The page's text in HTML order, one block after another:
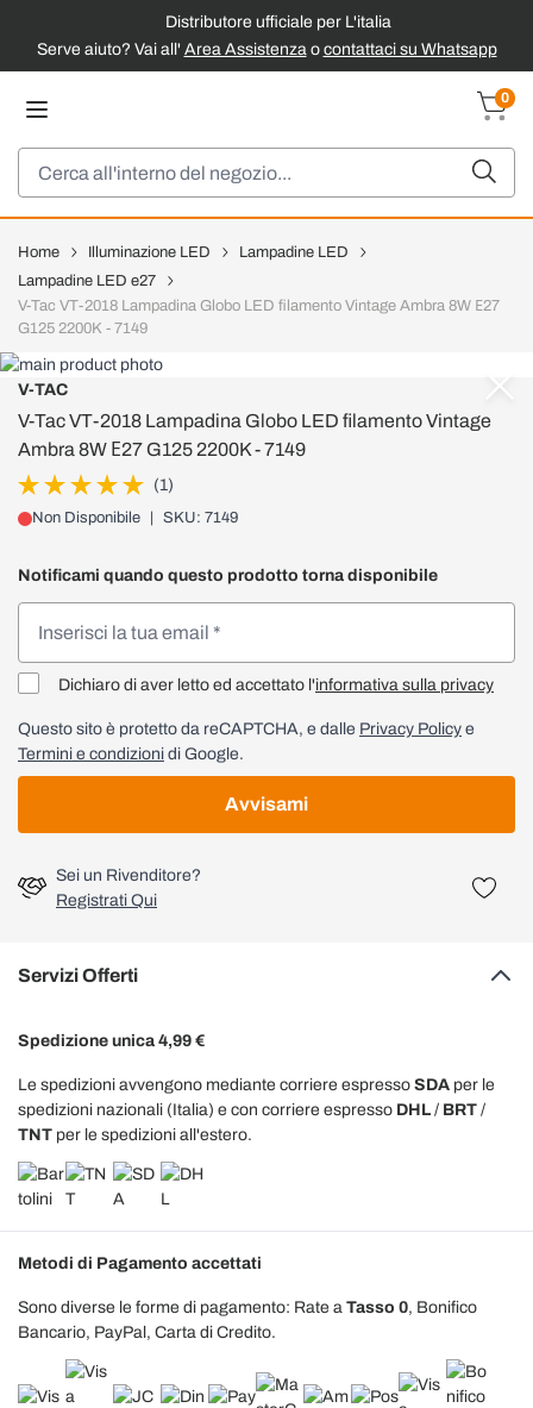
Distributore ufficiale per L'italia
Serve aiuto? Vai all' Area Assistenzao contattaci su Whatsapp
0
Home Illuminazione LED
Lampadine LED
Lampadine LED e27
V-Tac VT-2018 Lampadina Globo LED filamento Vintage Ambra 8W Е27
G125 2200K - 7149
V-TAC
V-Tac VT-2018 Lampadina Globo LED filamento Vintage
Ambra 8W Е27 G125 2200K - 7149
(1)
Non Disponibile SKU: 7149
Notificami quando questo prodotto torna disponibile
Dichiaro di aver letto ed accettato l'informativa sulla privacy
Questo sito è protetto da reCAPTCHA, e dalle Privacy Policy e
Termini e condizioni di Google.
Avvisami
Sei un Rivenditore?
Registrati Qui
Servizi Offerti
Spedizione unica 4,99 €
Le spedizioni avvengono mediante corriere espresso SDA per le
spedizioni nazionali (Italia) e con corriere espresso DHL / BRT /
TNT per le spedizioni all'estero.
Metodi di Pagamento accettati
Sono diverse le forme di pagamento: Rate a Tasso 0, Bonifico
Bancario, PayPal, Carta di Credito.